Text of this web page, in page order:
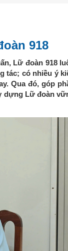
918
Lữ đoàn 918
tác; có nhiều ý
Qua đó, góp
dựng Lữ đoàn